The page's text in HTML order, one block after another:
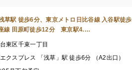
草駅 徒歩6分、東京メトロ日比谷線 入谷駅徒歩
線 田原町徒歩12分 東京駅4.…
東区千束一丁目
クスプレス 「浅草」駅 徒歩6分 （A2出口）